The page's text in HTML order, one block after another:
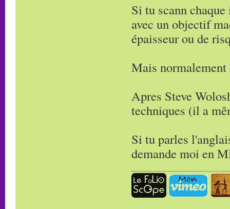
Si tu scann
avec un objectif
épaisseur ou de
Mais
Apres Steve
techniques (il a
Si tu parles
demande moi en